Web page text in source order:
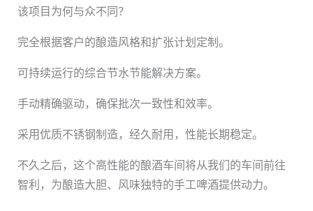
该项目为何与众不同？
完全根据客户的酿造风格和扩张计划定制。
可持续运行的综合节水节能解决方案。
手动精确驱动，确保批次一致性和效率。
采用优质不锈钢制造，经久耐用，性能长期稳定。
不久之后，这个高性能的酿酒车间将从我们的车间前往
智利，为酿造大胆、风味独特的手工啤酒提供动力。